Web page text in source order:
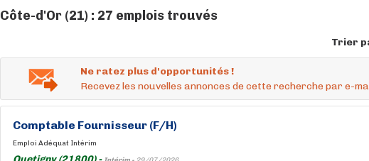
Côte-d'Or (21) : 27 emplois trouvés
Trier
Ne ratez plus d'opportunités !
Recevez les nouvelles annonces de cette recherche par e-
Comptable Fournisseur (F/H)
Emploi Adéquat Intérim